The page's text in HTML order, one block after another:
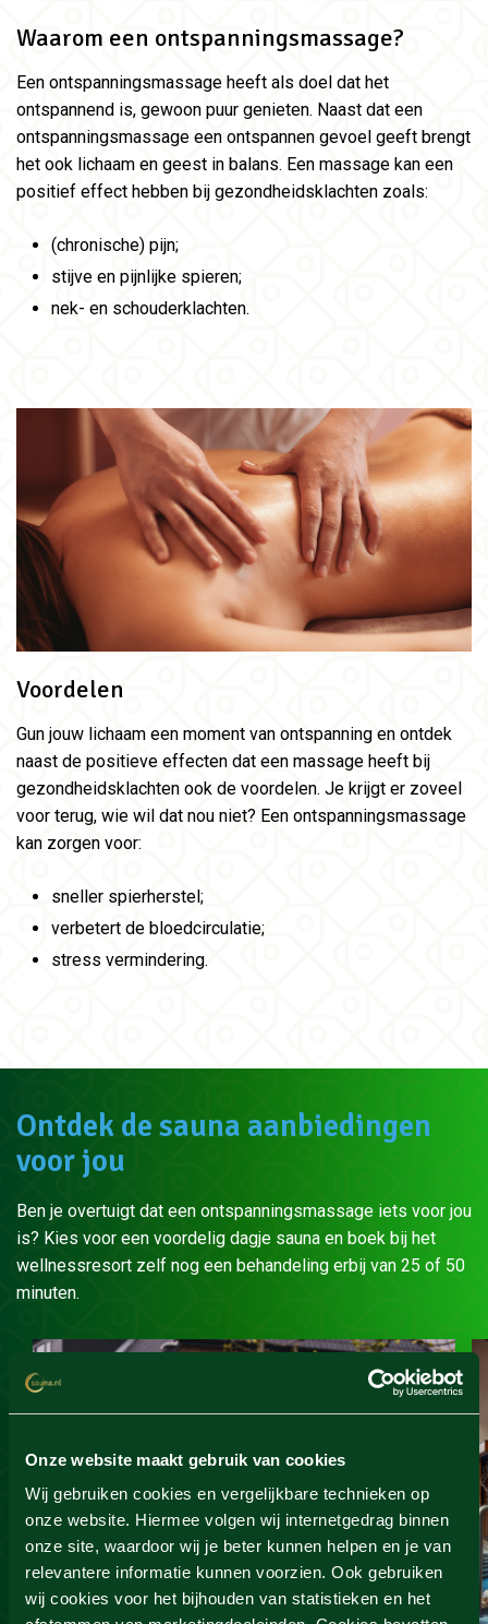
Onze website maakt gebruik van cookies
Wij gebruiken cookies en vergelijkbare technieken op
onze website. Hiermee volgen wij internetgedrag binnen
onze site, waardoor wij je beter kunnen helpen en je van
relevantere informatie kunnen voorzien. Ook gebruiken
wij cookies voor het bijhouden van statistieken en het
Waarom een ontspanningsmassage?
Een ontspanningsmassage heeft als doel dat het
ontspannend is, gewoon puur genieten. Naast dat een
ontspanningsmassage een ontspannen gevoel geeft brengt
het ook lichaam en geest in balans. Een massage kan een
positief effect hebben bij gezondheidsklachten zoals:
(chronische) pijn;
stijve en pijnlijke spieren;
nek- en schouderklachten.
Voordelen
Gun jouw lichaam een moment van ontspanning en ontdek
naast de positieve effecten dat een massage heeft bij
gezondheidsklachten ook de voordelen. Je krijgt er zoveel
voor terug, wie wil dat nou niet? Een ontspanningsmassage
kan zorgen voor:
sneller spierherstel;
verbetert de bloedcirculatie;
stress vermindering.
Ontdek de sauna aanbiedingen
voor jou
Ben je overtuigt dat een ontspanningsmassage iets voor jou
is? Kies voor een voordelig dagje sauna en boek bij het
wellnessresort zelf nog een behandeling erbij van 25 of 50
minuten.